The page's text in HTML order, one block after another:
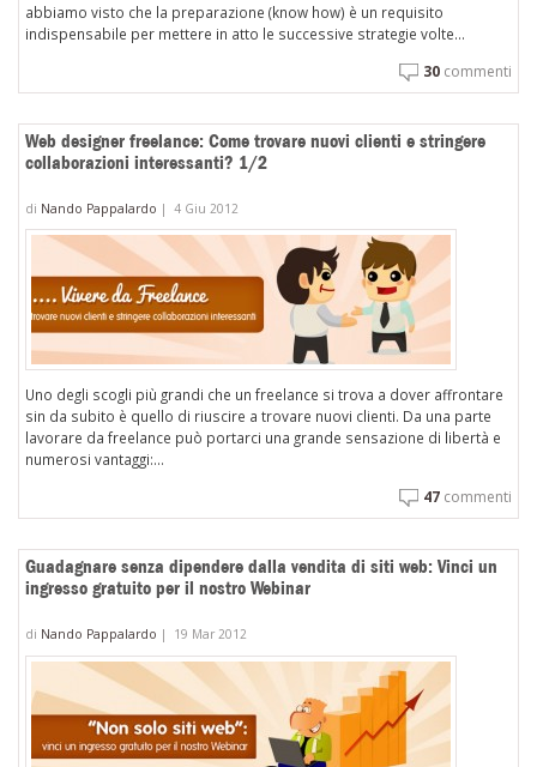
abbiamo visto che la preparazione (know how) è un requisito
indispensabile per mettere in atto le successive strategie volte...
30 commenti
Web designer freelance: Come trovare nuovi clienti e stringere
collaborazioni interessanti? 1/2
di Nando Pappalardo | 4 Giu 2012
Uno degli scogli più grandi che un freelance si trova a dover affrontare
sin da subito è quello di riuscire a trovare nuovi clienti. Da una parte
lavorare da freelance può portarci una grande sensazione di libertà e
numerosi vantaggi:...
47 commenti
Guadagnare senza dipendere dalla vendita di siti web: Vinci un
ingresso gratuito per il nostro Webinar
di Nando Pappalardo | 19 Mar 2012